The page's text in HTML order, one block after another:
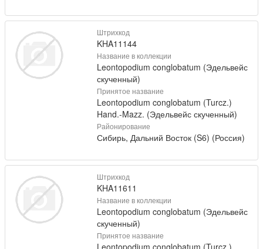
Штрихкод
KHA11144
Название в коллекции
Leontopodium conglobatum (Эдельвейс
скученный)
Принятое название
Leontopodium conglobatum (Turcz.)
Hand.-Mazz. (Эдельвейс скученный)
Районирование
Сибирь, Дальний Восток (S6) (Россия)
Штрихкод
KHA11611
Название в коллекции
Leontopodium conglobatum (Эдельвейс
скученный)
Принятое название